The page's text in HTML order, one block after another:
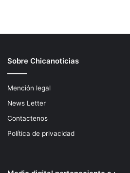
Sobre Chicanoticias
Mención legal
News Letter
Contactenos
Política de privacidad